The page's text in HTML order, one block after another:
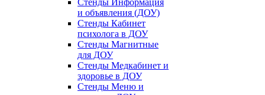
Стенды Информация
и объявления (ДОУ)
Стенды Кабинет
психолога в ДОУ
Стенды Магнитные
для ДОУ
Стенды Медкабинет и
здоровье в ДОУ
Стенды Меню и